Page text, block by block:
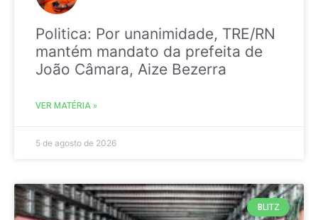
Politica: Por unanimidade, TRE/RN
mantém mandato da prefeita de
João Câmara, Aize Bezerra
VER MATÉRIA »
5 de agosto de 2026
BLITZ